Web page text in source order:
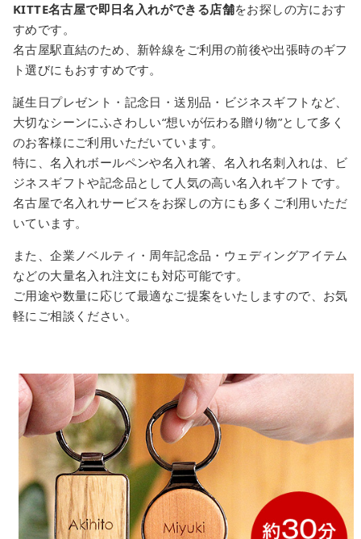
KITTE名古屋で即日名入れができる店舗をお探しの方におす
すめです。
名古屋駅直結のため、新幹線をご利用の前後や出張時のギフ
ト選びにもおすすめです。
誕生日プレゼント・記念日・送別品・ビジネスギフトなど、
大切なシーンにふさわしい“想いが伝わる贈り物”として多く
のお客様にご利用いただいています。
特に、名入れボールペンや名入れ箸、名入れ名刺入れは、ビ
ジネスギフトや記念品として人気の高い名入れギフトです。
名古屋で名入れサービスをお探しの方にも多くご利用いただ
いています。
また、企業ノベルティ・周年記念品・ウェディングアイテム
などの大量名入れ注文にも対応可能です。
ご用途や数量に応じて最適なご提案をいたしますので、お気
軽にご相談ください。